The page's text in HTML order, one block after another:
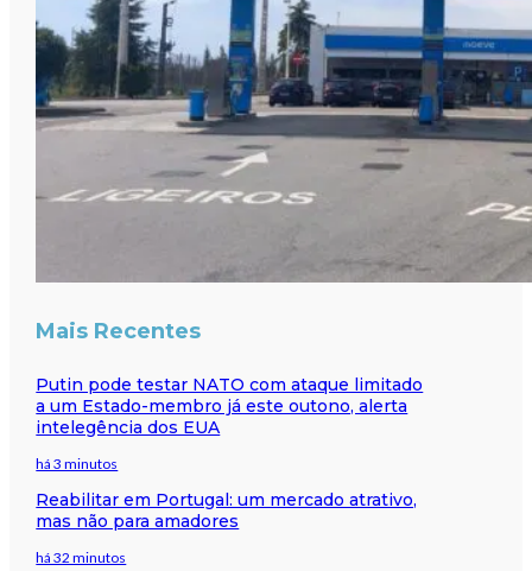
Mais Recentes
Putin pode testar NATO com ataque limitado
a um Estado-membro já este outono, alerta
intelegência dos EUA
há 3 minutos
Reabilitar em Portugal: um mercado atrativo,
mas não para amadores
há 32 minutos